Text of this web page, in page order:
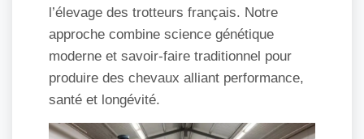
l’élevage des trotteurs français. Notre
approche combine science génétique
moderne et savoir-faire traditionnel pour
produire des chevaux alliant performance,
santé et longévité.